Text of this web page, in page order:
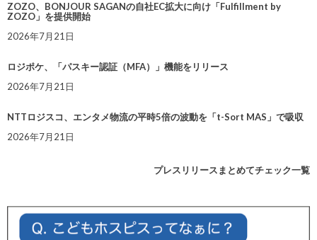
ZOZO、BONJOUR SAGANの自社EC拡大に向け「Fulfillment by
ZOZO」を提供開始
2026年7月21日
ロジポケ、「パスキー認証（MFA）」機能をリリース
2026年7月21日
NTTロジスコ、エンタメ物流の平時5倍の波動を「t-Sort MAS」で吸収
2026年7月21日
プレスリリースまとめてチェック一覧